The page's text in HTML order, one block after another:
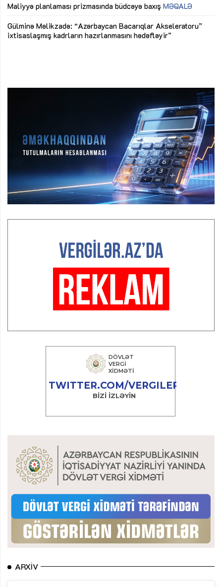
Maliyyə planlaması prizmasında büdcəyə baxış MƏQALƏ
Gülminə Məlikzadə: “Azərbaycan Bacarıqlar Akseleratoru”
ixtisaslaşmış kadrların hazırlanmasını hədəfləyir”
ARXIV